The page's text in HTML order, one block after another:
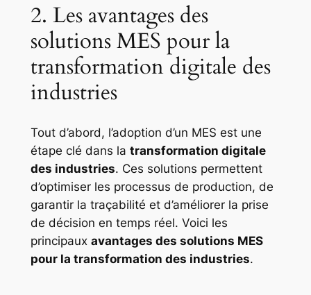
2. Les avantages des
solutions MES pour la
transformation digitale des
industries
Tout d’abord, l’adoption d’un MES est une
étape clé dans la transformation digitale
des industries. Ces solutions permettent
d’optimiser les processus de production, de
garantir la traçabilité et d’améliorer la prise
de décision en temps réel. Voici les
principaux avantages des solutions MES
pour la transformation des industries.